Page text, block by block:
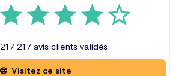
217 217 avis clients validés
Visitez ce site